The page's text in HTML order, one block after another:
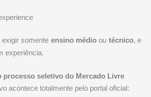
somente ensino médioou técnico, e
experiência.
processo seletivo do Mercado Livre
acontece totalmente pelo portal oficial: